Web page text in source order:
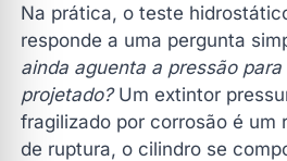
O teste hidrostático substitui a
Extintor veicular também
Como saber a data do último
extintor?
Conclusão
Na prática, o teste
responde a uma pergunta
ainda aguenta a pressão
projetado?Um extintor
fragilizado por corrosão é
de ruptura, o cilindro se